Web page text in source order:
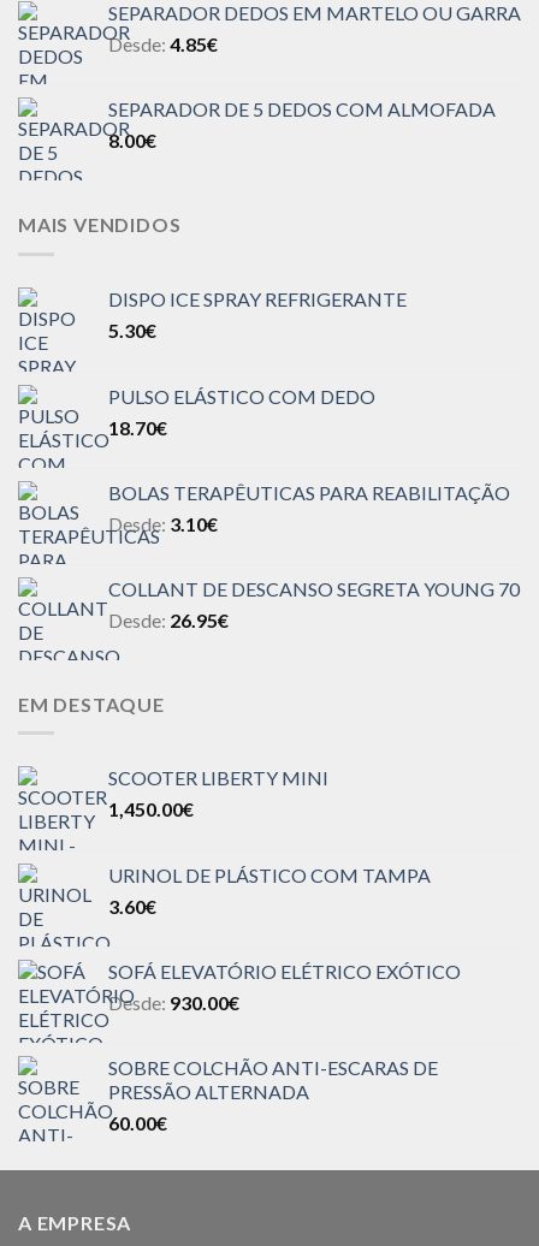
SEPARADOR DEDOS EM MARTELO OU GARRA
Desde: 4.85€
SEPARADOR DE 5 DEDOS COM ALMOFADA
8.00€
MAIS VENDIDOS
DISPO ICE SPRAY REFRIGERANTE
5.30€
PULSO ELÁSTICO COM DEDO
18.70€
BOLAS TERAPÊUTICAS PARA REABILITAÇÃO
Desde: 3.10€
COLLANT DE DESCANSO SEGRETA YOUNG 70
Desde: 26.95€
EM DESTAQUE
SCOOTER LIBERTY MINI
1,450.00€
URINOL DE PLÁSTICO COM TAMPA
3.60€
SOFÁ ELEVATÓRIO ELÉTRICO EXÓTICO
Desde: 930.00€
SOBRE COLCHÃO ANTI-ESCARAS DE
PRESSÃO ALTERNADA
60.00€
A EMPRESA